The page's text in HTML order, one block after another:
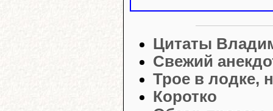
Цитаты
Свежий
Трое в лодке,
Коротко